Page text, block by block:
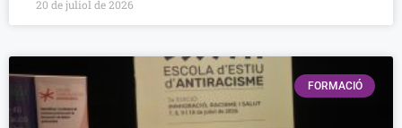
20 de juliol de 2026
FORMACIÓ